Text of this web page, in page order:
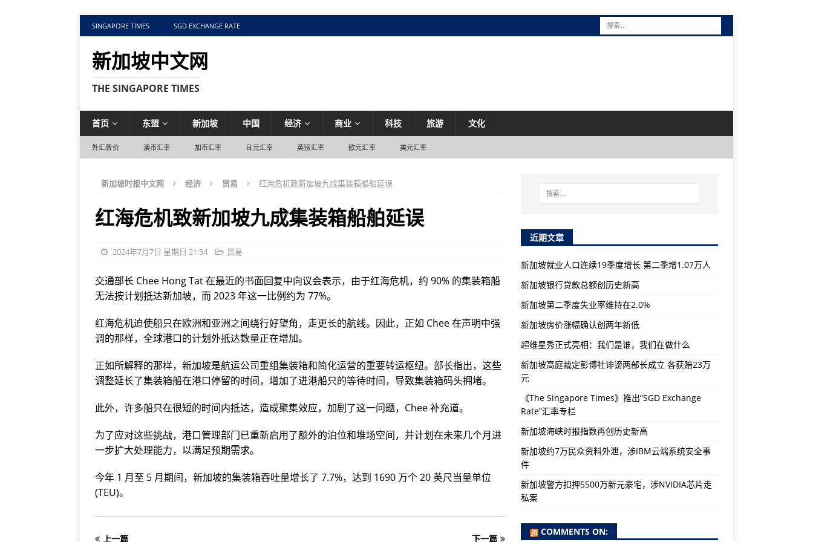
SINGAPORE TIMES SGD EXCHANGE RATE
新加坡中文网
THE SINGAPORE TIMES
首页 东盟 新加坡 中国 经济 商业 科技 旅游 文化
外汇牌价 澳币汇率 加币汇率 日元汇率 英镑汇率 欧元汇率 美元汇率
新加坡时报中文网 经济 贸易 红海危机致新加坡九成集装箱船舶延误
红海危机致新加坡九成集装箱船舶延误
2024年7月7日 星期日 21:54 贸易
交通部长 Chee Hong Tat 在最近的书面回复中向议会表示，由于红海危机，约 90% 的集装箱船
无法按计划抵达新加坡，而 2023 年这一比例约为 77%。
红海危机迫使船只在欧洲和亚洲之间绕行好望角，走更长的航线。因此，正如 Chee 在声明中强
调的那样，全球港口的计划外抵达数量正在增加。
正如所解释的那样，新加坡是航运公司重组集装箱和简化运营的重要转运枢纽。部长指出，这些
调整延长了集装箱船在港口停留的时间，增加了进港船只的等待时间，导致集装箱码头拥堵。
此外，许多船只在很短的时间内抵达，造成聚集效应，加剧了这一问题，Chee 补充道。
为了应对这些挑战，港口管理部门已重新启用了额外的泊位和堆场空间，并计划在未来几个月进
一步扩大处理能力，以满足预期需求。
今年 1 月至 5 月期间，新加坡的集装箱吞吐量增长了 7.7%，达到 1690 万个 20 英尺当量单位
(TEU)。
上一篇 下一篇
近期文章
新加坡就业人口连续19季度增长 第二季增1.07万人
新加坡银行贷款总额创历史新高
新加坡第二季度失业率维持在2.0%
新加坡房价涨幅确认创两年新低
超维星秀正式亮相：我们是谁，我们在做什么
新加坡高庭裁定彭博社诽谤两部长成立 各获赔23万
元
《The Singapore Times》推出“SGD Exchange
Rate”汇率专栏
新加坡海峡时报指数再创历史新高
新加坡约7万民众资料外泄，涉IBM云端系统安全事
件
新加坡警方扣押5500万新元豪宅，涉NVIDIA芯片走
私案
COMMENTS ON: